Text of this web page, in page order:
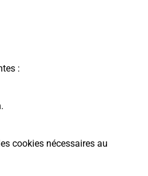
:
cookies nécessaires au